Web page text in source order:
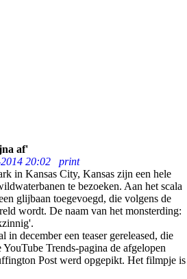
af'
20:02
print
in Kansas City, Kansas zijn een hele
te bezoeken. Aan het scala
glijbaan toegevoegd, die volgens de
wordt. De naam van het monsterding:
in december een teaser gereleased, die
Trends-pagina de afgelopen
Post werd opgepikt. Het filmpje is